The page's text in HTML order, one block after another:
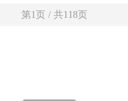
第1页 / 共118页